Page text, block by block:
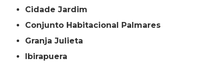
Cidade Jardim
Conjunto Habitacional Palmares
Granja Julieta
Ibirapuera